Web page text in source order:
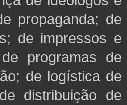
propaganda; de
de impressos e
programas de
de logística de
distribuição de